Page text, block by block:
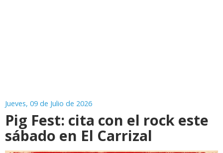
Jueves, 09 de Julio de 2026
Pig Fest: cita con el rock este
sábado en El Carrizal